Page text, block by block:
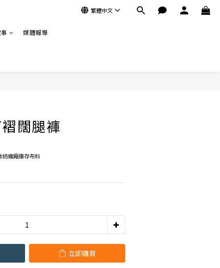
繁體中文
媒體報導
闊腿褲
織廠庫存布料
立即購買